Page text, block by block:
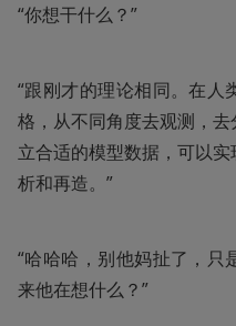
“你想干什么？”
“跟刚才的理论相同。在人
格，从不同角度去观测，
立合适的模型数据，可以
析和再造。”
“哈哈哈，别他妈扯了，只
来他在想什么？”